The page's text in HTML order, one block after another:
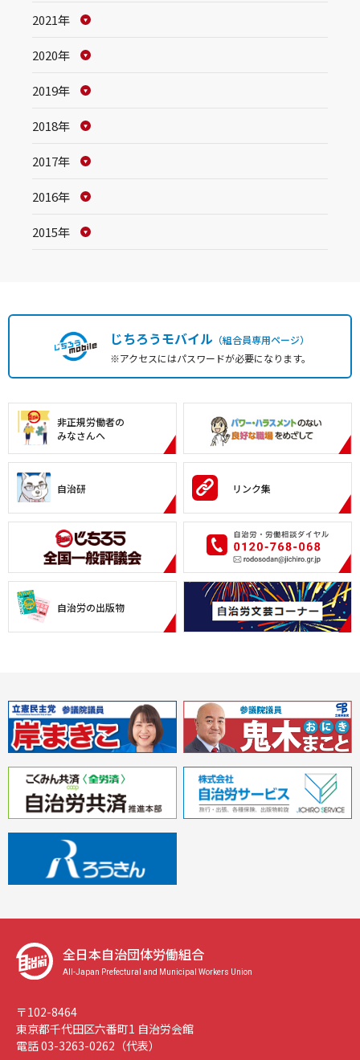
2021年
2020年
2019年
2018年
2017年
2016年
2015年
じちろうモバイル（組合員専用ページ）
※アクセスにはパスワードが必要になります。
非正規労働者の
みなさんへ
自治研 リンク集
自治労の出版物
全日本自治団体労働組合
All-Japan Prefectural and Municipal Workers Union
〒102-8464
東京都千代田区六番町1 自治労会館
電話 03-3263-0262（代表）